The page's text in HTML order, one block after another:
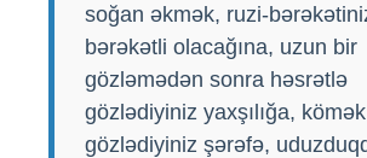
soğan əkmək, ruzi-
bərəkətli olacağına, uzun bir
gözləmədən sonra həsrətlə
gözlədiyiniz yaxşılığa,
gözlədiyiniz şərəfə,